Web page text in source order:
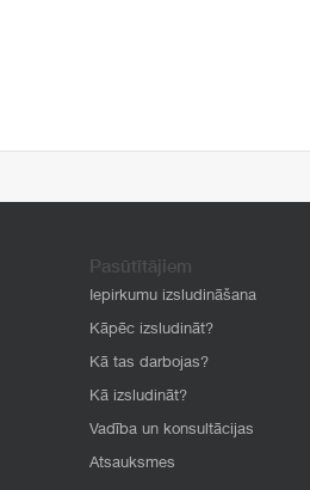
Pasūtītājiem
Iepirkumu izsludināšana
Kāpēc izsludināt?
Kā tas darbojas?
Kā izsludināt?
Vadība un konsultācijas
Atsauksmes